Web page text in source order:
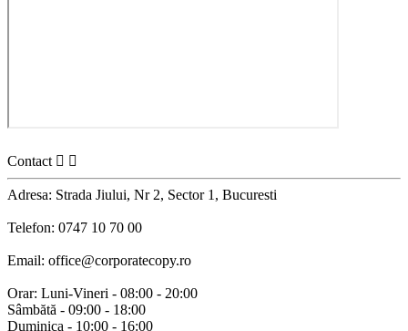
Contact  
Adresa: Strada Jiului, Nr 2, Sector 1, Bucuresti
Telefon: 0747 10 70 00
Email: office@corporatecopy.ro
Orar: Luni-Vineri - 08:00 - 20:00
Sâmbătă - 09:00 - 18:00
Duminica - 10:00 - 16:00